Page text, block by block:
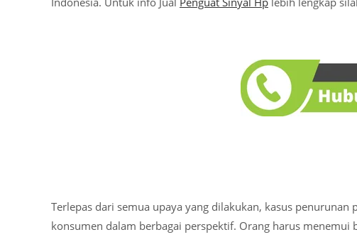
Terlepas dari semua upaya yang dilakukan, kasus
konsumen dalam berbagai perspektif. Orang harus menemui